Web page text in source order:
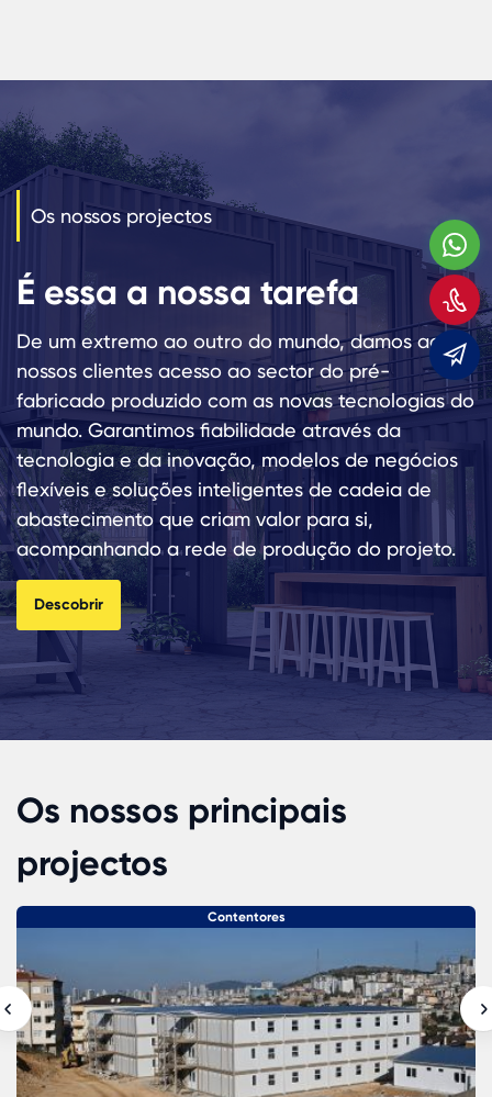
Os nossos projectos
É essa a nossa tarefa
De um extremo ao outro do mundo, damos aos
nossos clientes acesso ao sector do pré-
fabricado produzido com as novas tecnologias do
mundo. Garantimos fiabilidade através da
tecnologia e da inovação, modelos de negócios
flexíveis e soluções inteligentes de cadeia de
abastecimento que criam valor para si,
acompanhando a rede de produção do projeto.
Descobrir
Os nossos principais
projectos
Edifícios Pré-fabricados